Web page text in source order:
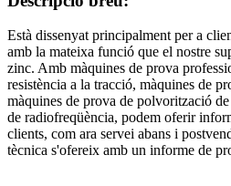
Està dissenyat principalment per a
amb la mateixa funció que el nostre
zinc. Amb màquines de prova
resistència a la tracció, màquines de
màquines de prova de polvorització
de radiofreqüència, podem oferir
clients, com ara servei abans i
tècnica s'ofereix amb un informe de